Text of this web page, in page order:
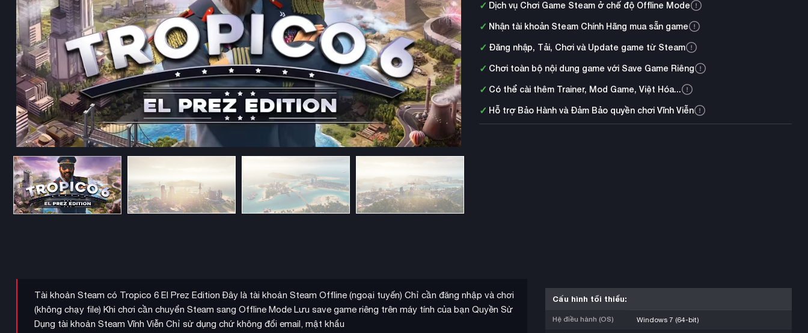
✓ Dịch vụ Chơi Game Steam ở chế độ Offline Mode
✓ Nhận tài khoản Steam Chính Hãng mua sẵn game
✓ Đăng nhập, Tải, Chơi và Update game từ Steam
✓ Chơi toàn bộ nội dung game với Save Game Riêng
✓ Có thể cài thêm Trainer, Mod Game, Việt Hóa...
✓ Hỗ trợ Bảo Hành và Đảm Bảo quyền chơi Vĩnh Viễn
Tài khoản Steam có Tropico 6 El Prez Edition Đây là tài khoản Steam Offline (ngoại tuyến) Chỉ cần đăng nhập và chơi
(không chạy file) Khi chơi cần chuyển Steam sang Offline Mode Lưu save game riêng trên máy tính của bạn Quyền Sử
Dụng tài khoản Steam Vĩnh Viễn Chỉ sử dụng chứ không đổi email, mật khẩu
Cấu hình tối thiểu:
Hệ điều hành (OS) Windows 7 (64-bit)